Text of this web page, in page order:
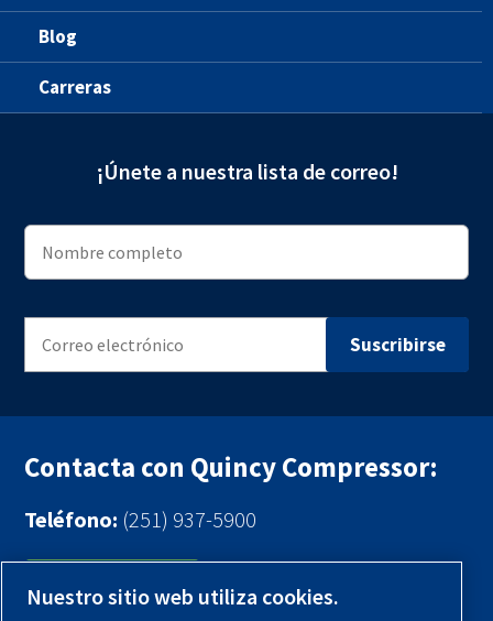
Blog
Carreras
¡Únete a nuestra lista de correo!
Contacta con Quincy Compressor:
Teléfono: (251) 937-5900
Contáctenos
Nuestro sitio web utiliza cookies.